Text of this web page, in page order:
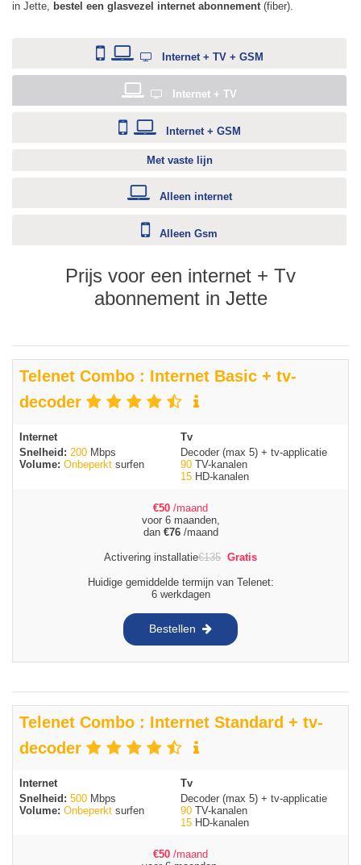
in Jette,
bestel een glasvezel internet abonnement (fiber).
Internet + TV + GSM
Internet + TV
Internet + GSM
Met vaste lijn
Alleen internet
Alleen Gsm
Prijs voor een internet + Tv
abonnement in Jette
Telenet Combo : Internet Basic + tv-
decoder
Internet
Snelheid: 200 Mbps
Volume: Onbeperkt surfen
Tv
Decoder (max 5) + tv-applicatie
90 TV-kanalen
15 HD-kanalen
€50 /maand
voor 6 maanden,
dan €76/maand
Activering installatie€135 Gratis
Huidige gemiddelde termijn van Telenet:
6 werkdagen
Bestellen
Telenet Combo : Internet Standard + tv-
decoder
Internet
Snelheid: 500 Mbps
Volume: Onbeperkt surfen
Tv
Decoder (max 5) + tv-applicatie
90 TV-kanalen
15 HD-kanalen
€50 /maand